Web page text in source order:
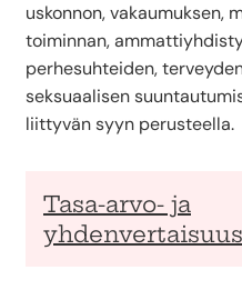
uskonnon, vakaumuksen,
toiminnan,
perhesuhteiden,
seksuaalisen
liittyvän syyn perusteella.
Tasa-arvo- ja